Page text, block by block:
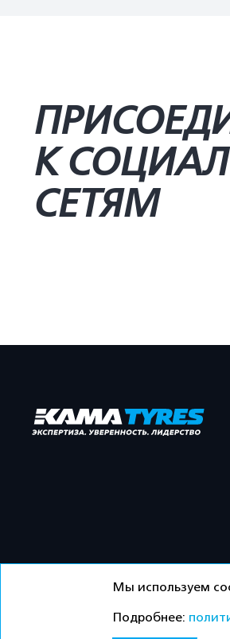
К
СЕТЯМ
©ООО «Торговый дом «Кама»
Мы используем
Подробнее: